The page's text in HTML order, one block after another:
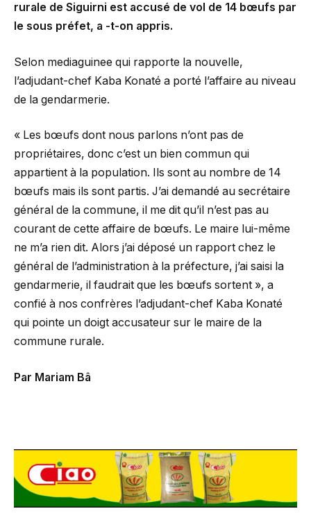
rurale de Siguirni est accusé de vol de 14 bœufs par
le sous préfet, a -t-on appris.
Selon mediaguinee qui rapporte la nouvelle,
l’adjudant-chef Kaba Konaté a porté l’affaire au niveau
de la gendarmerie.
« Les bœufs dont nous parlons n’ont pas de
propriétaires, donc c’est un bien commun qui
appartient à la population. Ils sont au nombre de 14
bœufs mais ils sont partis. J’ai demandé au secrétaire
général de la commune, il me dit qu’il n’est pas au
courant de cette affaire de bœufs. Le maire lui-même
ne m’a rien dit. Alors j’ai déposé un rapport chez le
général de l’administration à la préfecture, j’ai saisi la
gendarmerie, il faudrait que les bœufs sortent », a
confié à nos confrères l’adjudant-chef Kaba Konaté
qui pointe un doigt accusateur sur le maire de la
commune rurale.
Par Mariam Bâ